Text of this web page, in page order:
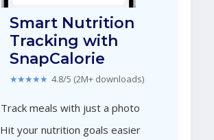
Smart Nutrition
Tracking with
SnapCalorie
★★★★★ 4.8/5 (2M+ downloads)
Track meals with just a photo
Hit your nutrition goals easier